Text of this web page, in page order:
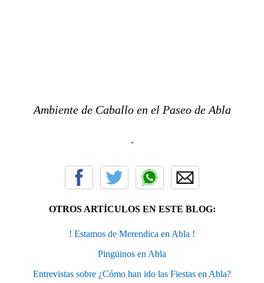
Ambiente de Caballo en el Paseo de Abla
.
OTROS ARTÍCULOS EN ESTE BLOG:
! Estamos de Merendica en Abla !
Pingüinos en Abla
Entrevistas sobre ¿Cómo han ido las Fiestas en Abla?